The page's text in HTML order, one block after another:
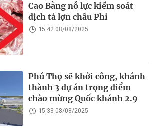
Cao Bằng nỗ lực kiểm soát
dịch tả lợn châu Phi
15:42 08/08/2025
Phú Thọ sẽ khởi công, khánh
thành 3 dự án trọng điểm
chào mừng Quốc khánh 2.9
15:38 08/08/2025